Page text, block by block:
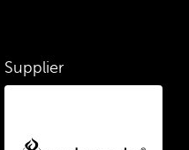
Supplier